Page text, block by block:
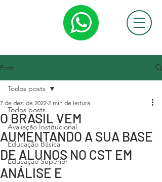
Post
Todos posts
Avaliação Institucional
Educação Básica
Educação Superior
Todos posts
O BRASIL VEM
AUMENTANDO A SUA BASE
DE ALUNOS NO CST EM
ANÁLISE E
7 de dez. de 2022 2 min de leitura